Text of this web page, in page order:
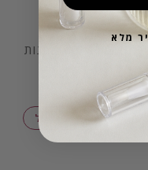
הציפורניים משתנות
לשיקום מנזקי ג'ל
מלא